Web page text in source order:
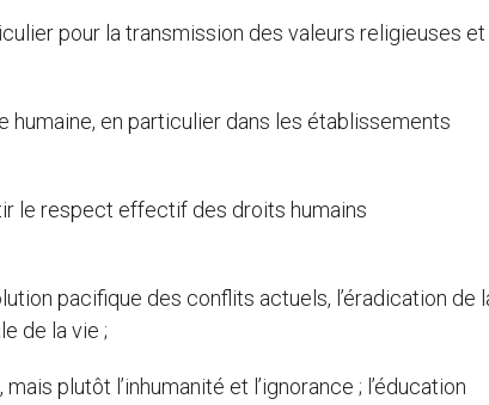
pour la transmission des valeurs religieuses et
en particulier dans les établissements
le respect effectif des droits humains
pacifique des conflits actuels, l’éradication de
de la vie ;
plutôt l’inhumanité et l’ignorance ; l’éducation